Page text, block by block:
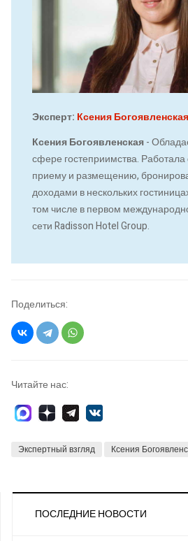
Эксперт: Ксения Богоявленская
Ксения Богоявленская-
сфере гостеприимства.
приему и размещению,
доходами в нескольких
том числе в первом
сети Radisson Hotel Group.
Поделиться:
Читайте нас:
Экспертный взгляд Ксения
ПОСЛЕДНИЕ НОВОСТИ